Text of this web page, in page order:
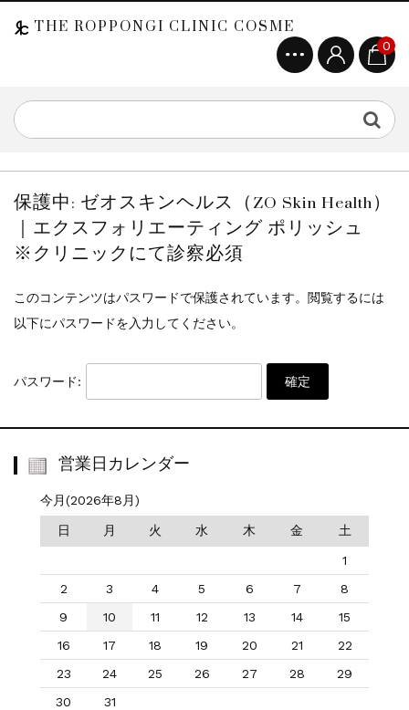
THE ROPPONGI CLINIC COSME
0
保護中: ゼオスキンヘルス（ZO Skin Health）
｜エクスフォリエーティング ポリッシュ
※クリニックにて診察必須
このコンテンツはパスワードで保護されています。閲覧するには
以下にパスワードを入力してください。
パスワード:
営業日カレンダー
今月(2026年8月)
日 月 火 水 木 金 土
1
2
3 4 5 6 7
8
9
10 11 12 13 14
15
16
17 18 19 20 21
22
23
24 25 26 27 28
29
30
31